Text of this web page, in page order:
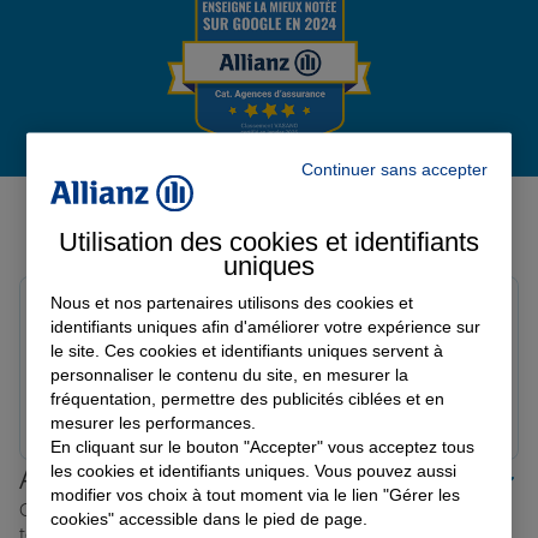
Garantie des accidents de la vie
Protection juridique
Retraite
Tous nos devis d'assurance
Avis de l'agence Agence
MONTPELLIER ECUSSON
Avis sur une période de 6 mois
Note de 5 sur 5
Le 01/04/2026 - Agence MONTPELLIER ECUSSON
Thierry H.
Prendre un RDV Voir l'agence
Allianz proche de chez vous
Où que vous soyez en France, nos agences Allianz sont
Continuer sans accepter
Utilisation des cookies et identifiants
uniques
Nous et nos partenaires utilisons des cookies et
identifiants uniques afin d'améliorer votre expérience sur
le site. Ces cookies et identifiants uniques servent à
personnaliser le contenu du site, en mesurer la
fréquentation, permettre des publicités ciblées et en
mesurer les performances.
En cliquant sur le bouton "Accepter" vous acceptez tous
les cookies et identifiants uniques. Vous pouvez aussi
modifier vos choix à tout moment via le lien "Gérer les
cookies" accessible dans le pied de page.